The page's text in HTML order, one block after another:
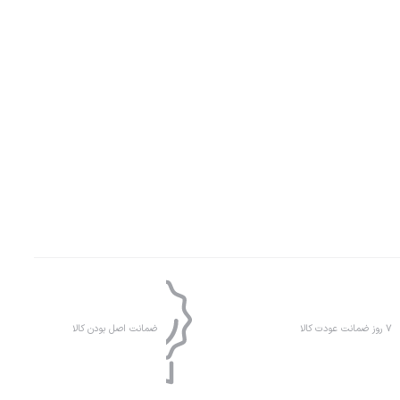
۷ روز ضمانت عودت کالا ضمانت اصل بودن کالا